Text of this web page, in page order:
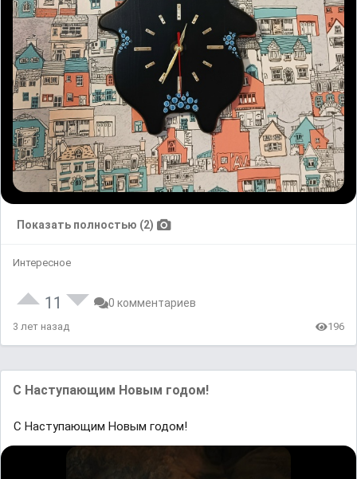
Показать полностью (2)
Интересное
11 0 комментариев
3 лет назад 196
С Наступающим Новым годом!
С Наступающим Новым годом!